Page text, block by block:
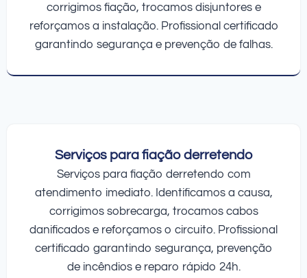
corrigimos fiação, trocamos disjuntores e
reforçamos a instalação. Profissional certificado
garantindo segurança e prevenção de falhas.
Serviços para fiação derretendo
Serviços para fiação derretendo com
atendimento imediato. Identificamos a causa,
corrigimos sobrecarga, trocamos cabos
danificados e reforçamos o circuito. Profissional
certificado garantindo segurança, prevenção
de incêndios e reparo rápido 24h.